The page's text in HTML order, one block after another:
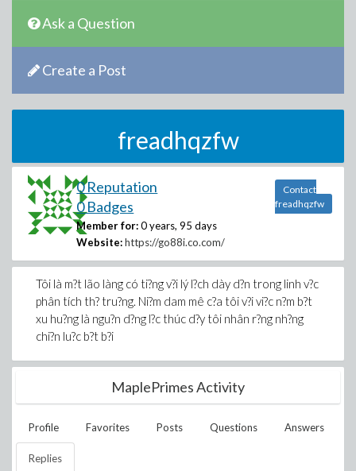
Ask a Question
Create a Post
freadhqzfw
0 Reputation
0 Badges
Member for: 0 years, 95 days
Website: https://go88i.co.com/
Contact
freadhqzfw
Tôi là m?t lão làng có ti?ng v?i lý l?ch dày d?n trong linh v?c
phân tích th? tru?ng. Ni?m dam mê c?a tôi v?i vi?c n?m b?t
xu hu?ng là ngu?n d?ng l?c thúc d?y tôi nhân r?ng nh?ng
chi?n lu?c b?t b?i
MaplePrimes Activity
Profile Favorites Posts Questions Answers
Replies